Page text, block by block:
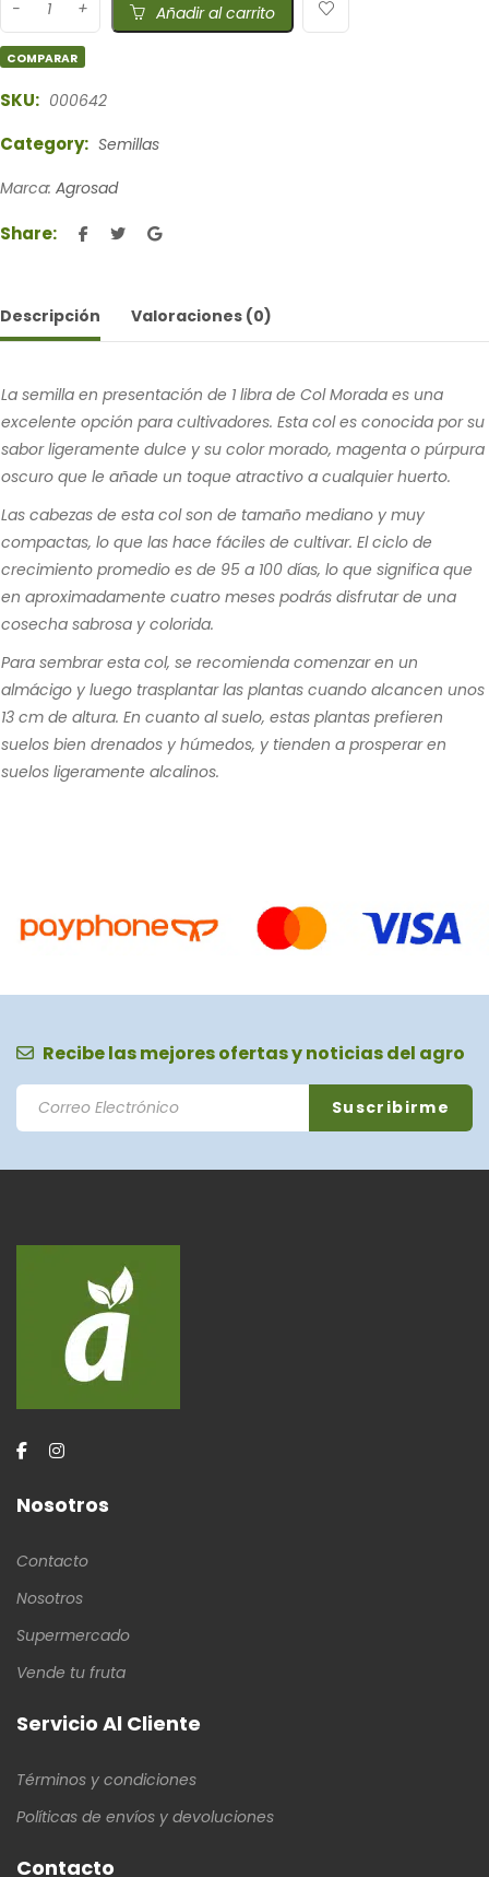
Añadir al carrito
COMPARAR
SKU: 000642
Category: Semillas
Marca: Agrosad
Share:
Descripción Valoraciones (0)
La semilla en presentación de 1 libra de Col Morada es una
excelente opción para cultivadores. Esta col es conocida por su
sabor ligeramente dulce y su color morado, magenta o púrpura
oscuro que le añade un toque atractivo a cualquier huerto.
Las cabezas de esta col son de tamaño mediano y muy
compactas, lo que las hace fáciles de cultivar. El ciclo de
crecimiento promedio es de 95 a 100 días, lo que significa que
en aproximadamente cuatro meses podrás disfrutar de una
cosecha sabrosa y colorida.
Para sembrar esta col, se recomienda comenzar en un
almácigo y luego trasplantar las plantas cuando alcancen unos
13 cm de altura. En cuanto al suelo, estas plantas prefieren
suelos bien drenados y húmedos, y tienden a prosperar en
suelos ligeramente alcalinos.
Recibe las mejores ofertas y noticias del agro
Nosotros
Contacto
Nosotros
Supermercado
Vende tu fruta
Servicio Al Cliente
Términos y condiciones
Políticas de envíos y devoluciones
Contacto